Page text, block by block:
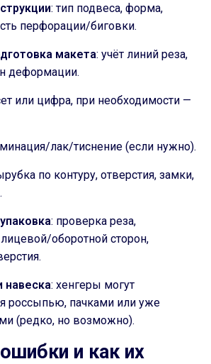
: тип подвеса, форма,
перфорации/биговки.
макета: учёт линий реза,
деформации.
или цифра, при необходимости —
лак/тиснение (если нужно).
по контуру, отверстия, замки,
: проверка реза,
оборотной сторон,
навеска: хенгеры могут
россыпью, пачками или уже
(редко, но возможно).
и как их